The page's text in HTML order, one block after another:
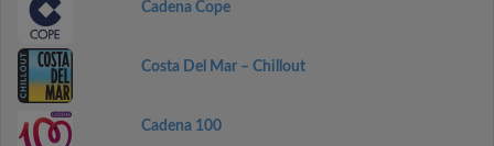
Cadena Cope
Costa Del Mar – Chillout
Cadena 100